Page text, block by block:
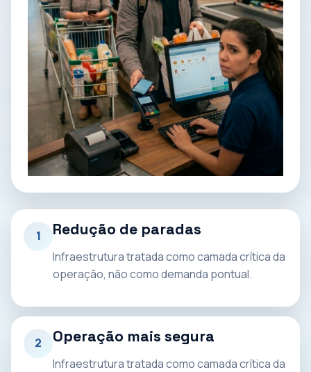
1 Redução de paradas
Infraestrutura tratada como camada crítica da
operação, não como demanda pontual.
2 Operação mais segura
Infraestrutura tratada como camada crítica da